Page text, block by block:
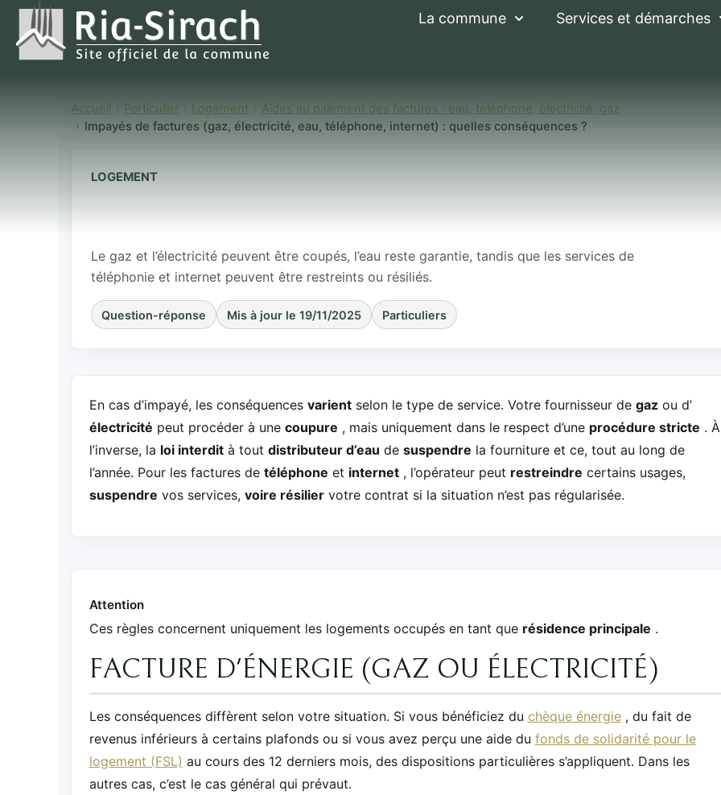
La commune Services et démarches
Accueil Particulier Logement
Aides au paiement des factures : eau, téléphone, électricité, gaz
Impayés de factures (gaz, électricité, eau, téléphone, internet) : quelles conséquences ?
LOGEMENT
Impayés de factures (gaz,
téléphone, internet) : quelles
Le gaz et l’électricité peuvent être coupés, l’eau reste garantie, tandis que les services de
téléphonie et internet peuvent être restreints ou résiliés.
Question-réponse Mis à jour le 19/11/2025 Particuliers
En cas d’impayé, les conséquences varientselon le type de service. Votre fournisseur de gazou d’
électricité peut procéder à une coupure , mais uniquement dans le respect d’une procédure stricte . À
l’inverse, la loi interdità tout distributeur d’eau de suspendre la fourniture et ce, tout au long de
l’année. Pour les factures de téléphone et internet, l’opérateur peut restreindre certains usages,
suspendre vos services, voire résiliervotre contrat si la situation n’est pas régularisée.
Attention
Ces règles concernent uniquement les logements occupés en tant que résidence principale .
FACTURE D'ÉNERGIE (GAZ OU ÉLECTRICITÉ)
Les conséquences diffèrent selon votre situation. Si vous bénéficiez du chèque énergie, du fait de
revenus inférieurs à certains plafonds ou si vous avez perçu une aide du fonds de solidarité pour le
logement (FSL) au cours des 12 derniers mois, des dispositions particulières s’appliquent. Dans les
autres cas, c’est le cas général qui prévaut.